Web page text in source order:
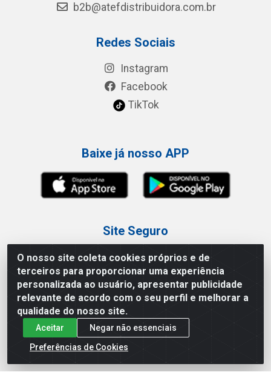
O nosso site coleta cookies próprios e de
terceiros para proporcionar uma experiência
personalizada ao usuário, apresentar publicidade
relevante de acordo com o seu perfil e melhorar a
qualidade do nosso site.
Aceitar
Negar não essenciais
Preferências de Cookies
b2b@atefdistribuidora.com.br
Redes Sociais
Instagram
Facebook
TikTok
Baixe já nosso APP
Site Seguro
Loja / Showroom
Tel.: (11) 3227-0546
Av Vautier, 587/597 - Pari - São Paulo/SP